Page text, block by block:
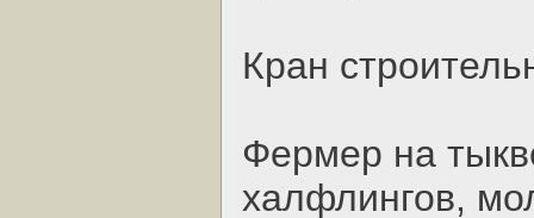
Кран
Фермер на
халфлингов,